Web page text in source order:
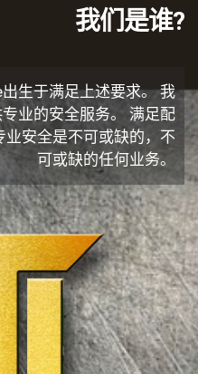
我们是谁?
出生于满足上述要求。 我
业的安全服务。 满足配
安全是不可或缺的，不
可或缺的任何业务。